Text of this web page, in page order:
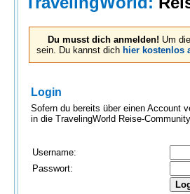
Du musst dich anmelden! Um
sein. Du kannst dich hier kostenlos
Login
Sofern du bereits über einen Account
in die TravelingWorld Reise-
Username:
Passwort: